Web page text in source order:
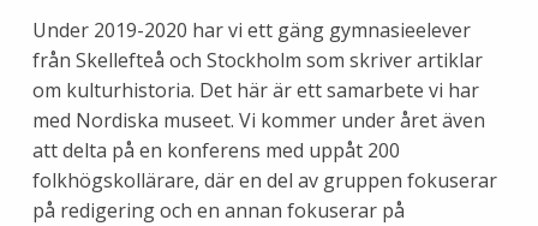
Under 2019-2020 har vi ett gäng gymnasieelever
från Skellefteå och Stockholm som skriver artiklar
om kulturhistoria. Det här är ett samarbete vi har
med Nordiska museet. Vi kommer under året även
att delta på en konferens med uppåt 200
folkhögskollärare, där en del av gruppen fokuserar
på redigering och en annan fokuserar på